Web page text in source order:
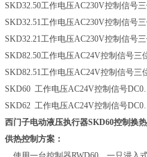
SKD32.50工作电压AC230V控制信号
SKD32.51工作电压AC230V控制信号
SKD32.21工作电压AC230V控制信号
SKD82.50工作电压AC24V控制信号三
SKD82.51工作电压AC24V控制信号三
SKD60 工作电压AC24V控制信号
SKD62 工作电压AC24V控制信号
西门子电动液压执行器SKD60控制换
供热控制方案：